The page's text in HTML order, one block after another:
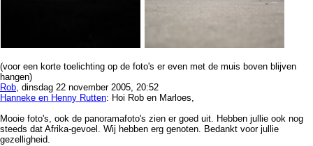
(voor een korte toelichting op de foto's er even met de muis boven blijven
hangen)
Rob, dinsdag 22 november 2005, 20:52
Hanneke en Henny Rutten: Hoi Rob en Marloes,
Mooie foto's, ook de panoramafoto's zien er goed uit. Hebben jullie ook nog
steeds dat Afrika-gevoel. Wij hebben erg genoten. Bedankt voor jullie
gezelligheid.